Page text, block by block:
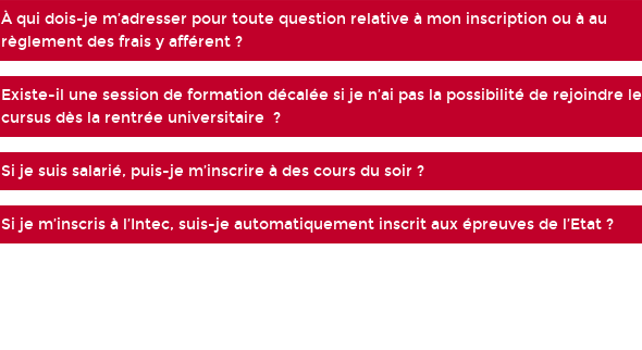
À qui dois-je m’adresser pour toute question relative à mon inscription ou à au
règlement des frais y afférent ?
Existe-il une session de formation décalée si je n’ai pas la possibilité de rejoindre le
cursus dès la rentrée universitaire ?
Si je suis salarié, puis-je m’inscrire à des cours du soir ?
Si je m’inscris à l’Intec, suis-je automatiquement inscrit aux épreuves de l’Etat ?